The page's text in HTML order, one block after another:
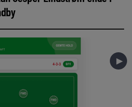
►